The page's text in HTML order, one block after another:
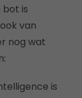
is
van
nog wat
is